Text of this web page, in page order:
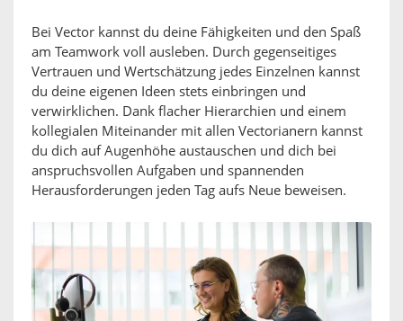
Bei Vector kannst du deine Fähigkeiten und den Spaß
am Teamwork voll ausleben. Durch gegenseitiges
Vertrauen und Wertschätzung jedes Einzelnen kannst
du deine eigenen Ideen stets einbringen und
verwirklichen. Dank flacher Hierarchien und einem
kollegialen Miteinander mit allen Vectorianern kannst
du dich auf Augenhöhe austauschen und dich bei
anspruchsvollen Aufgaben und spannenden
Herausforderungen jeden Tag aufs Neue beweisen.